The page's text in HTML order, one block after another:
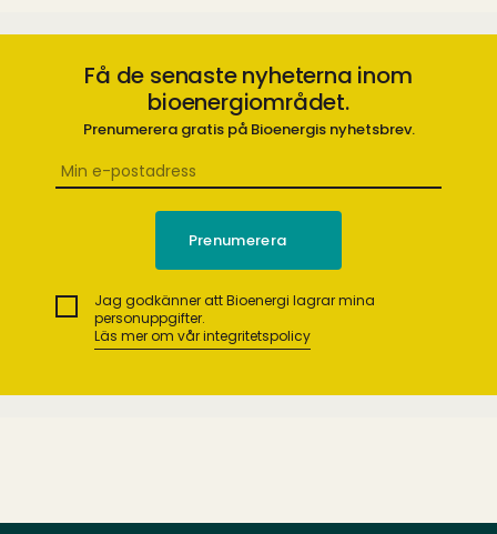
Få de senaste nyheterna inom
bioenergiområdet.
Prenumerera gratis på Bioenergis nyhetsbrev.
Jag godkänner att Bioenergi lagrar mina
personuppgifter.
Läs mer om vår integritetspolicy